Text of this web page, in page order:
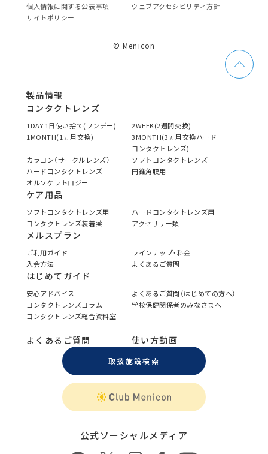
個⼈情報に関する公表事項
ウェブアクセシビリティ方針
サイトポリシー
© Menicon
製品情報
コンタクトレンズ
1DAY 1日使い捨て(ワンデー)
2WEEK(2週間交換)
1MONTH(1ヵ月交換)
3MONTH(3ヵ月交換ハード
コンタクトレンズ)
カラコン（サークルレンズ）
ソフトコンタクトレンズ
ハードコンタクトレンズ
円錐角膜用
オルソケラトロジー
ケア用品
ソフトコンタクトレンズ用
ハードコンタクトレンズ用
コンタクトレンズ装着薬
アクセサリー類
メルスプラン
ご利用ガイド
ラインナップ・料金
入会方法
よくあるご質問
はじめてガイド
安心アドバイス
よくあるご質問（はじめての方へ）
コンタクトレンズコラム
学校保健関係者のみなさまへ
コンタクトレンズ総合資料室
よくあるご質問 使い方動画
取扱施設検索
公式ソーシャルメディア